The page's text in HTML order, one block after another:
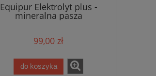
Equipur Elektrolyt plus -
mineralna pasza
uzupełniająca dla koni
99,00 zł
do koszyka